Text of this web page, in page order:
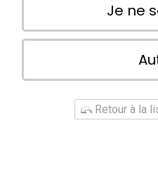
Je ne
Retour à la